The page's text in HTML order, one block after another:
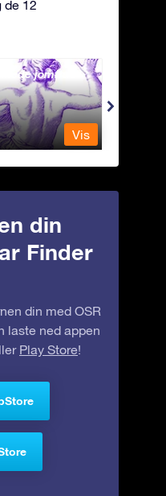
de 12
jomfrua
Vis
din
Finder
din med OSR
laste ned appen
Play Store!